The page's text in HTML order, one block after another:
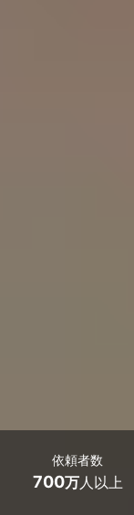
依頼者数
700万人以上